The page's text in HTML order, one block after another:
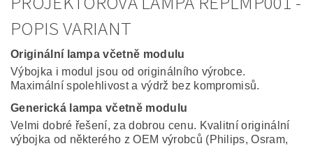
POPIS VARIANT
Originální lampa včetně modulu
Výbojka i modul jsou od originálního výrobce.
Maximální spolehlivost a výdrž bez kompromisů.
Generická lampa včetně modulu
Velmi dobré řešení, za dobrou cenu. Kvalitní originální
výbojka od některého z OEM výrobců (Philips, Osram,